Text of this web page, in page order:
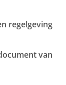
regelgeving
van